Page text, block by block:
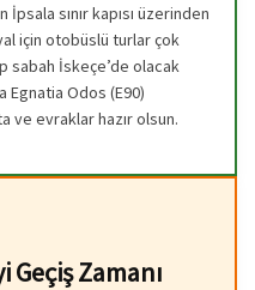
sınır kapısı üzerinden
için otobüslü turlar çok
sabah İskeçe’de olacak
Egnatia Odos (E90)
ve evraklar hazır olsun.
Geçiş Zamanı